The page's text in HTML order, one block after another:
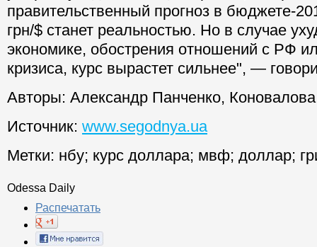
правительственный прогноз в бюджете-
грн/$ станет реальностью. Но в случае
экономике, обострения отношений с РФ
кризиса, курс вырастет сильнее", —
Авторы: Александр Панченко,
Источник: www.segodnya.ua
Метки: нбу; курс доллара; мвф; доллар;
Odessa Daily
Распечатать